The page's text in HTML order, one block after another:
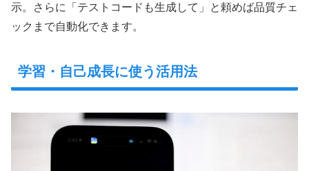
示。さらに「テストコードも生成して」と頼めば品質チェ
ックまで自動化できます。
学習・自己成長に使う活用法